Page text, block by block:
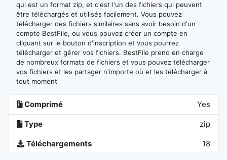
qui est un format zip, et c'est l'un des fichiers qui peuvent
être téléchargés et utilisés facilement. Vous pouvez
télécharger des fichiers similaires sans avoir besoin d'un
compte BestFile, ou vous pouvez créer un compte en
cliquant sur le bouton d'inscription et vous pourrez
télécharger et gérer vos fichiers. BestFile prend en charge
de nombreux formats de fichiers et vous pouvez télécharger
vos fichiers et les partager n'importe où et les télécharger à
tout moment
Comprimé Yes
Type zip
Téléchargements 18